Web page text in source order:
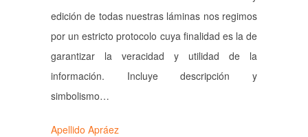
edición de todas nuestras láminas nos regimos
por un estricto protocolo cuya finalidad es la de
garantizar la veracidad y utilidad de la
información. Incluye descripción y
simbolismo…
Apellido Apráez